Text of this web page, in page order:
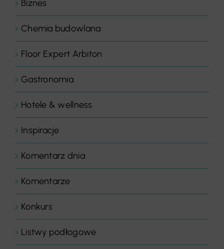
Biznes
Chemia budowlana
Floor Expert Arbiton
Gastronomia
Hotele & wellness
Inspiracje
Komentarz dnia
Komentarze
Konkurs
Listwy podłogowe